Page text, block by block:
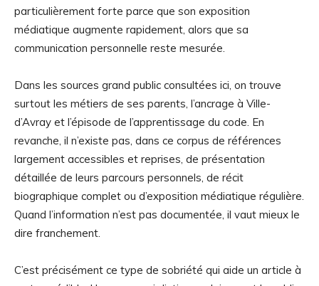
particulièrement forte parce que son exposition
médiatique augmente rapidement, alors que sa
communication personnelle reste mesurée.
Dans les sources grand public consultées ici, on trouve
surtout les métiers de ses parents, l’ancrage à Ville-
d’Avray et l’épisode de l’apprentissage du code. En
revanche, il n’existe pas, dans ce corpus de références
largement accessibles et reprises, de présentation
détaillée de leurs parcours personnels, de récit
biographique complet ou d’exposition médiatique régulière.
Quand l’information n’est pas documentée, il vaut mieux le
dire franchement.
C’est précisément ce type de sobriété qui aide un article à